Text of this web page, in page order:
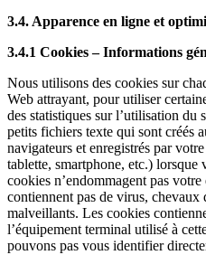
3.4. Apparence en ligne et
3.4.1 Cookies – Informations
Nous utilisons des cookies sur
Web attrayant, pour utiliser
des statistiques sur l’utilisation du
petits fichiers texte qui sont créés
navigateurs et enregistrés par
tablette, smartphone, etc.) lorsque
cookies n’endommagent pas
contiennent pas de virus,
malveillants. Les cookies
l’équipement terminal utilisé à
pouvons pas vous identifier